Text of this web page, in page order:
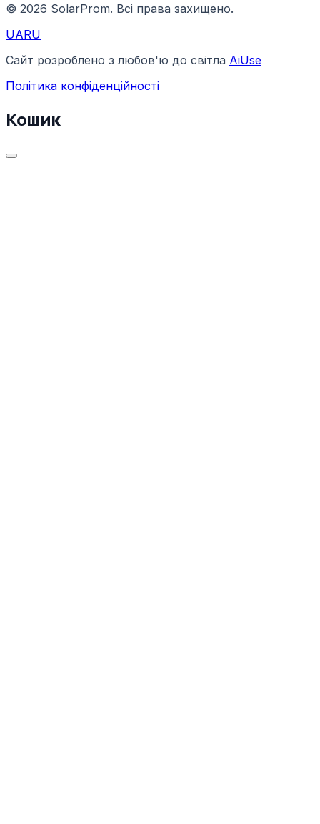
© 2026 SolarProm. Всі права захищено.
UARU
Сайт розроблено з любов'ю до світла AiUse
Політика конфіденційності
Кошик